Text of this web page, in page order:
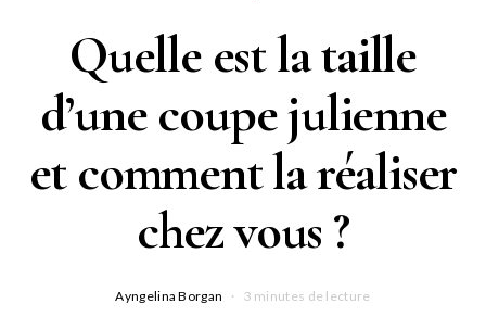
Quelle est la taille
d’une coupe julienne
et comment la réaliser
chez vous ?
Ayngelina Borgan 3 minutes de lecture